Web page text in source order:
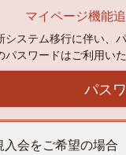
マイページ機能
システム移行に伴い、
パスワードはご利用いた
パス
入会をご希望の場合